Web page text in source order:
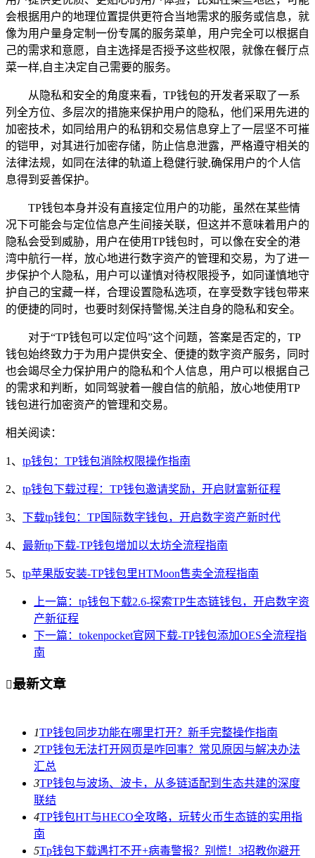
会根据用户的地理位置提供更符合当地需求的服务或信息，就
像为用户量身定制一份专属的服务菜单，用户完全可以根据自
己的需求和意愿，自主选择是否授予这些权限，就像在餐厅点
菜一样,自主决定自己需要的服务。
从隐私和安全的角度来看，TP钱包的开发者采取了一系
列全方位、多层次的措施来保护用户的隐私，他们采用先进的
加密技术，如同给用户的私钥和交易信息穿上了一层坚不可摧
的铠甲，对其进行加密存储，防止信息泄露，严格遵守相关的
法律法规，如同在法律的轨道上稳健行驶,确保用户的个人信
息得到妥善保护。
TP钱包本身并没有直接定位用户的功能，虽然在某些情
况下可能会与定位信息产生间接关联，但这并不意味着用户的
隐私会受到威胁，用户在使用TP钱包时，可以像在安全的港
湾中航行一样，放心地进行数字资产的管理和交易，为了进一
步保护个人隐私，用户可以谨慎对待权限授予，如同谨慎地守
护自己的宝藏一样，合理设置隐私选项，在享受数字钱包带来
的便捷的同时，也要时刻保持警惕,关注自身的隐私和安全。
对于“TP钱包可以定位吗”这个问题，答案是否定的，TP
钱包始终致力于为用户提供安全、便捷的数字资产服务，同时
也会竭尽全力保护用户的隐私和个人信息，用户可以根据自己
的需求和判断，如同驾驶着一艘自信的航船，放心地使用TP
钱包进行加密资产的管理和交易。
相关阅读：
1、 tp钱包：TP钱包消除权限操作指南
2、 tp钱包下载过程：TP钱包邀请奖励，开启财富新征程
3、 下载tp钱包：TP国际数字钱包，开启数字资产新时代
4、 最新tp下载-TP钱包增加以太坊全流程指南
5、 tp苹果版安装-TP钱包里HTMoon售卖全流程指南
上一篇：tp钱包下载2.6-探索TP生态链钱包，开启数字资
产新征程
下一篇：tokenpocket官网下载-TP钱包添加OES全流程指
南
最新文章
1TP钱包同步功能在哪里打开？新手完整操作指南
2TP钱包无法打开网页是咋回事？常见原因与解决办法
汇总
3TP钱包与波场、波卡，从多链适配到生态共建的深度
联结
4TP钱包HT与HECO全攻略，玩转火币生态链的实用指
南
5Tp钱包下载遇打不开+病毒警报？别慌！3招教你避开